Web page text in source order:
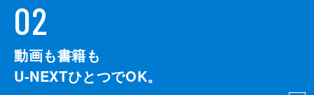
02
動画も書籍も
U-NEXTひとつでOK。